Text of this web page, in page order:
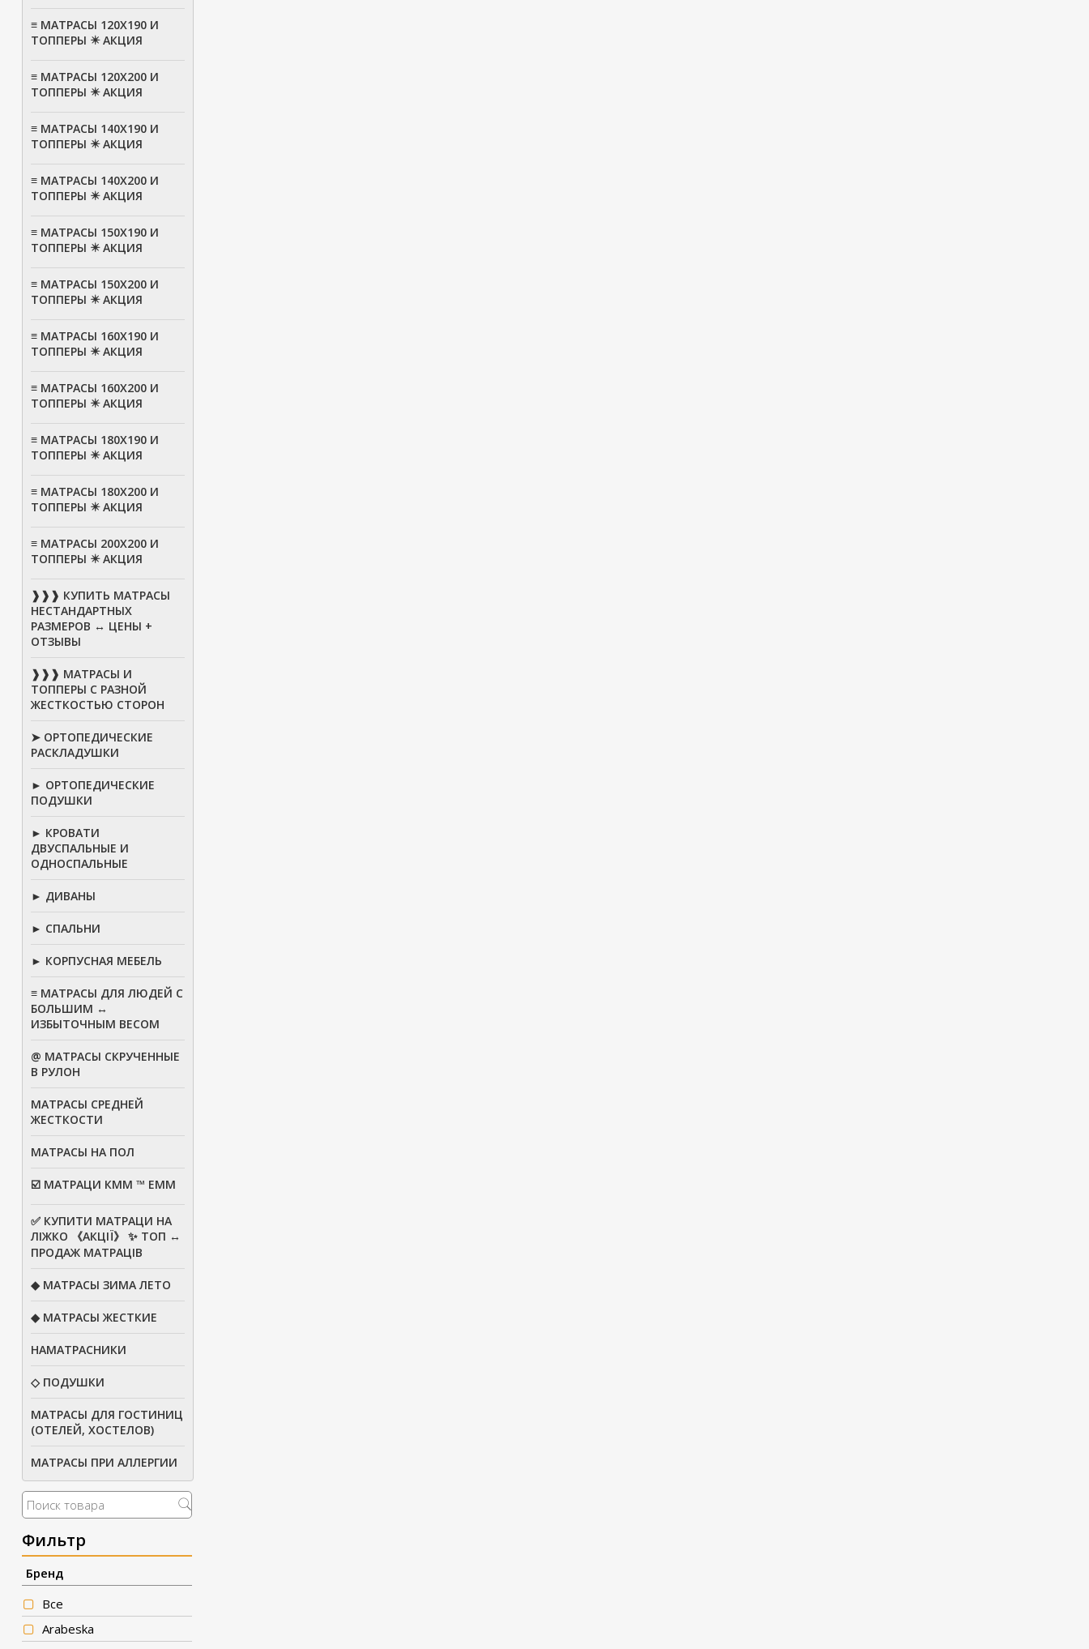
≡ МАТРАСЫ 120Х190 И
ТОППЕРЫ ✴️ АКЦИЯ
≡ МАТРАСЫ 120Х200 И
ТОППЕРЫ ✴️ АКЦИЯ
≡ МАТРАСЫ 140Х190 И
ТОППЕРЫ ✴️ АКЦИЯ
≡ МАТРАСЫ 140Х200 И
ТОППЕРЫ ✴️ АКЦИЯ
≡ МАТРАСЫ 150Х190 И
ТОППЕРЫ ✴️ АКЦИЯ
≡ МАТРАСЫ 150Х200 И
ТОППЕРЫ ✴️ АКЦИЯ
≡ МАТРАСЫ 160Х190 И
ТОППЕРЫ ✴️ АКЦИЯ
≡ МАТРАСЫ 160Х200 И
ТОППЕРЫ ✴️ АКЦИЯ
≡ МАТРАСЫ 180Х190 И
ТОППЕРЫ ✴️ АКЦИЯ
≡ МАТРАСЫ 180Х200 И
ТОППЕРЫ ✴️ АКЦИЯ
≡ МАТРАСЫ 200Х200 И
ТОППЕРЫ ✴️ АКЦИЯ
❱❱❱ КУПИТЬ МАТРАСЫ
НЕСТАНДАРТНЫХ
РАЗМЕРОВ ↔ ЦЕНЫ +
ОТЗЫВЫ
❱❱❱ МАТРАСЫ И
ТОППЕРЫ С РАЗНОЙ
ЖЕСТКОСТЬЮ СТОРОН
➤ ОРТОПЕДИЧЕСКИЕ
РАСКЛАДУШКИ
► ОРТОПЕДИЧЕСКИЕ
ПОДУШКИ
► КРОВАТИ
ДВУСПАЛЬНЫЕ И
ОДНОСПАЛЬНЫЕ
► ДИВАНЫ
► СПАЛЬНИ
► КОРПУСНАЯ МЕБЕЛЬ
≡ МАТРАСЫ ДЛЯ ЛЮДЕЙ С
БОЛЬШИМ ↔
ИЗБЫТОЧНЫМ ВЕСОМ
@ МАТРАСЫ СКРУЧЕННЫЕ
В РУЛОН
МАТРАСЫ СРЕДНЕЙ
ЖЕСТКОСТИ
МАТРАСЫ НА ПОЛ
☑️ МАТРАЦИ КММ ™ ЕММ
✅ КУПИТИ МАТРАЦИ НА
ЛІЖКО 《АКЦІЇ》 ✨ ТОП ↔
ПРОДАЖ МАТРАЦІВ
◆ МАТРАСЫ ЗИМА ЛЕТО
◆ МАТРАСЫ ЖЕСТКИЕ
НАМАТРАСНИКИ
◇ ПОДУШКИ
МАТРАСЫ ДЛЯ ГОСТИНИЦ
(ОТЕЛЕЙ, ХОСТЕЛОВ)
МАТРАСЫ ПРИ АЛЛЕРГИИ
Фильтр
Бренд
Все
Arabeska